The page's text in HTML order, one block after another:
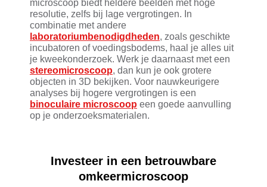
microscoop biedt heldere beelden met hoge
resolutie, zelfs bij lage vergrotingen. In
combinatie met andere
laboratoriumbenodigdheden, zoals geschikte
incubatoren of voedingsbodems, haal je alles uit
je kweekonderzoek. Werk je daarnaast met een
stereomicroscoop, dan kun je ook grotere
objecten in 3D bekijken. Voor nauwkeurigere
analyses bij hogere vergrotingen is een
binoculaire microscoop een goede aanvulling
op je onderzoeksmaterialen.
Investeer in een betrouwbare
omkeermicroscoop